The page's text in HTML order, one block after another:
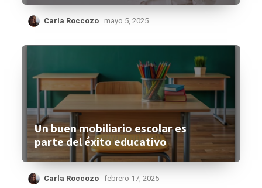
Carla Roccozo mayo 5, 2025
Un buen mobiliario escolar es
parte del éxito educativo
Carla Roccozo febrero 17, 2025